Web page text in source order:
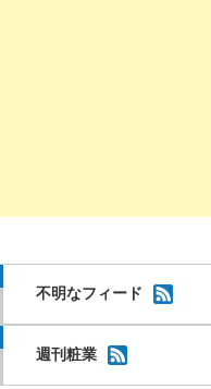
不明なフィード
週刊粧業